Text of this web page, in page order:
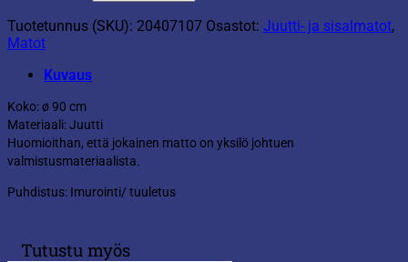
Tuotetunnus (SKU): 20407107 Osastot: Juutti- ja sisalmatot,
Matot
Kuvaus
Koko: ø 90 cm
Materiaali: Juutti
Huomioithan, että jokainen matto on yksilö johtuen
valmistusmateriaalista.
Puhdistus: Imurointi/ tuuletus
Tutustu myös